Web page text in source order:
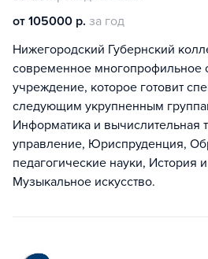
от 105000 р. за год
Нижегородский Губернский
современное многопрофильное
учреждение, которое готовит
следующим укрупненным
Информатика и вычислительная
управление, Юриспруденция,
педагогические науки, История
Музыкальное искусство.